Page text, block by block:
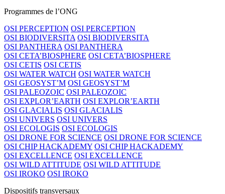
Programmes de l’ONG
OSI PERCEPTION OSI PERCEPTION
OSI BIODIVERSITA OSI BIODIVERSITA
OSI PANTHERA OSI PANTHERA
OSI CETA’BIOSPHERE OSI CETA’BIOSPHERE
OSI CETIS OSI CETIS
OSI WATER WATCH OSI WATER WATCH
OSI GEOSYST’M OSI GEOSYST’M
OSI PALEOZOIC OSI PALEOZOIC
OSI EXPLOR’EARTH OSI EXPLOR’EARTH
OSI GLACIALIS OSI GLACIALIS
OSI UNIVERS OSI UNIVERS
OSI ECOLOGIS OSI ECOLOGIS
OSI DRONE FOR SCIENCE OSI DRONE FOR SCIENCE
OSI CHIP HACKADEMY OSI CHIP HACKADEMY
OSI EXCELLENCE OSI EXCELLENCE
OSI WILD ATTITUDE OSI WILD ATTITUDE
OSI IROKO OSI IROKO
Dispositifs transversaux